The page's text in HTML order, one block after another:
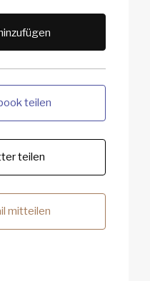
teilen
teilen
mitteilen